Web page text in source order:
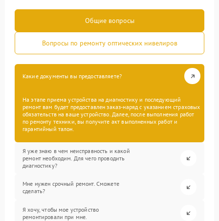
Общие вопросы
Вопросы по ремонту оптических нивелиров
Какие документы вы предоставляете?
На этапе приема устройства на диагностику и последующий
ремонт вам будет предоставлен заказ-наряд с указанием страховых
обязательств на ваше устройство. Далее, после выполнения работ
по ремонту техники, вы получите акт выполненных работ и
гарантийный талон.
Я уже знаю в чем неисправность и какой
ремонт необходим. Для чего проводить
диагностику?
Мне нужен срочный ремонт. Сможете
сделать?
Я хочу, чтобы мое устройство
ремонтировали при мне.